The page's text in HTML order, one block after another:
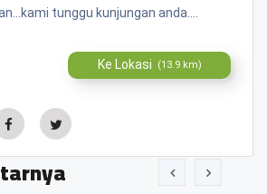
tunggu kunjungan anda....
Ke Lokasi (13.9 km)